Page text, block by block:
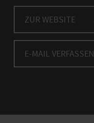
ZUR WEBSITE
E-MAIL VERFASSEN